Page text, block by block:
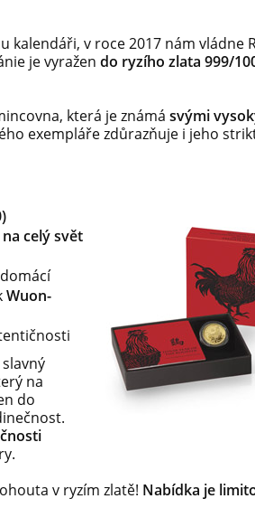
kalendáři, v roce 2017 nám vládne
je vyražen do ryzího zlata 999/
která je známá svými
exempláře zdůrazňuje i jeho
celý svět
Wuon-
na
do
v ryzím zlatě! Nabídka je